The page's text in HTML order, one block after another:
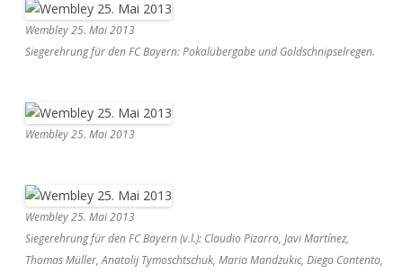
Wembley 25. Mai 2013
Siegerehrung für den FC Bayern: Pokalübergabe und Goldschnipselregen.
Wembley 25. Mai 2013
Wembley 25. Mai 2013
Siegerehrung für den FC Bayern (v.l.): Claudio Pizarro, Javi Martínez,
Thomas Müller, Anatolij Tymoschtschuk, Mario Mandzukic, Diego Contento,